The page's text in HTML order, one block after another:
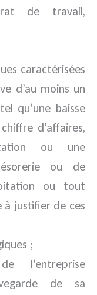
de travail,
caractérisées
d’au moins un
qu’une baisse
d’affaires,
ou une
ou de
ou tout
justifier de ces
;
l’entreprise
de sa